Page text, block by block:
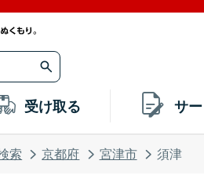
受け取る サ
索 京都府 宮津市 須津